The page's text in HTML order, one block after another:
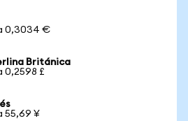
0,3034 €
Británica
0,2598 £
55,69 ¥